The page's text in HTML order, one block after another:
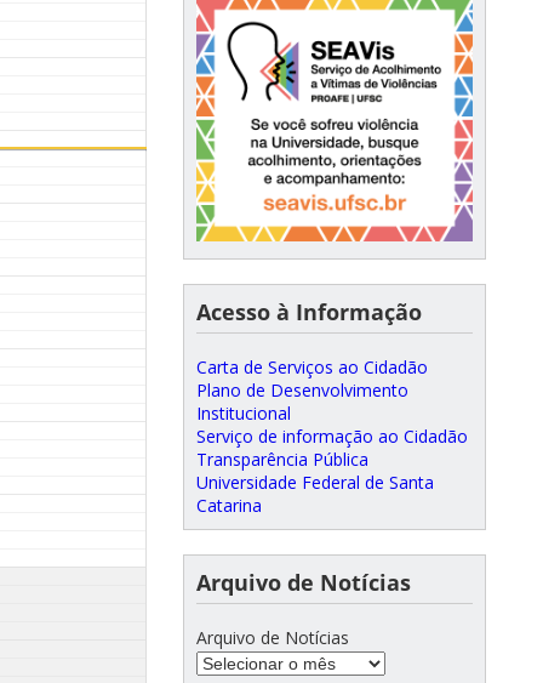
Acesso à Informação
Carta de Serviços ao Cidadão
Plano de Desenvolvimento
Institucional
Serviço de informação ao Cidadão
Transparência Pública
Universidade Federal de Santa
Catarina
Arquivo de Notícias
Arquivo de Notícias